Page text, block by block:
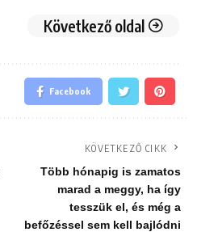
Következő oldal
Facebook
KÖVETKEZŐ CIKK
Több hónapig is zamatos
marad a meggy, ha így
tesszük el, és még a
befőzéssel sem kell bajlódni